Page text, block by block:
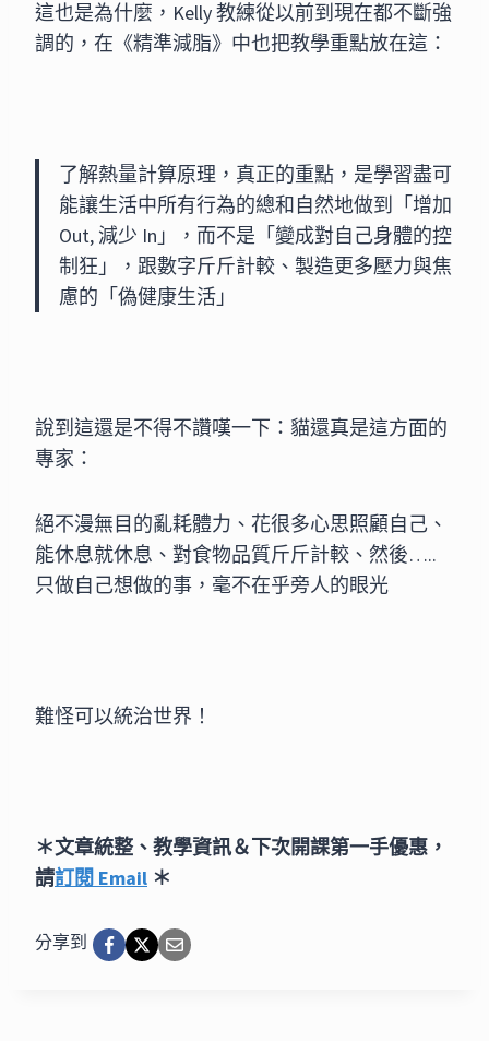
這也是為什麼，Kelly 教練從以前到現在都不斷強
調的，在《精準減脂》中也把教學重點放在這：
了解熱量計算原理，真正的重點，是學習盡可
能讓生活中所有行為的總和自然地做到「增加
Out, 減少 In」，而不是「變成對自己身體的控
制狂」，跟數字斤斤計較、製造更多壓力與焦
慮的「偽健康生活」
說到這還是不得不讚嘆一下：貓還真是這方面的
專家：
絕不漫無目的亂耗體力、花很多心思照顧自己、
能休息就休息、對食物品質斤斤計較、然後…..
只做自己想做的事，毫不在乎旁人的眼光
難怪可以統治世界！
＊文章統整、教學資訊＆下次開課第一手優惠，
請訂閱 Email ＊
分享到